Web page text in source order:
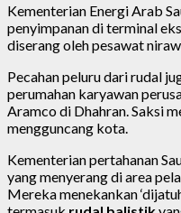
Kementerian Energi Arab
penyimpanan di terminal
diserang oleh pesawat
Pecahan peluru dari rudal
perumahan karyawan
Aramco di Dhahran. Saksi
mengguncang kota.
Kementerian pertahanan
yang menyerang di area
Mereka menekankan